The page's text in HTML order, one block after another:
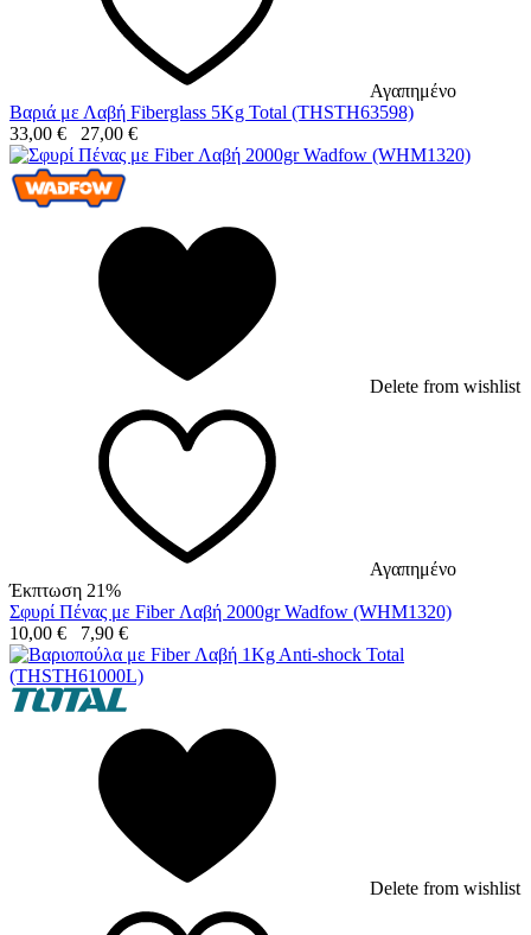
Αγαπημένο
Βαριά με Λαβή Fiberglass 5Kg Total (THSTH63598)
33,00 € 27,00 €
Delete from wishlist
Αγαπημένο
Έκπτωση 21%
Σφυρί Πένας με Fiber Λαβή 2000gr Wadfow (WHM1320)
10,00 € 7,90 €
Delete from wishlist